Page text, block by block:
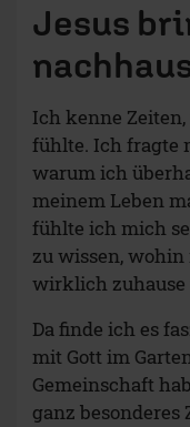
Jesus
Ich kenne
fühlte. Ich fragte
warum ich
meinem Leben
fühlte ich mich
zu wissen,
wirklich zuhause
Da finde ich es
mit Gott im
Gemeinschaft
ganz besonderes